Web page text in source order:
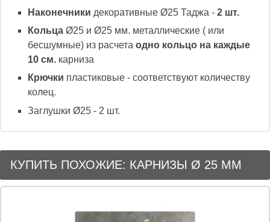
Наконечники декоративные Ø25 Таджа - 2 шт.
КольцаØ25 и Ø25 мм. металлические ( или
бесшумные) из расчета одно кольцо на каждые
10 см.карниза
Крючки пластиковые - соответствуют количеству
колец.
Заглушки Ø25 - 2 шт.
КУПИТЬ ПОХОЖИЕ: КАРНИЗЫ Ø 25 ММ